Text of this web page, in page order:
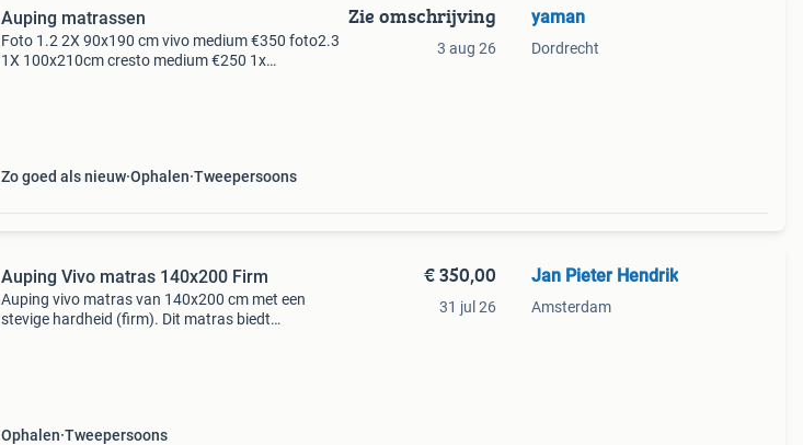
Auping matrassen
Foto 1.2 2X 90x190 cm vivo medium €350 foto2.3
1X 100x210cm cresto medium €250 1x
Zo goed als nieuw Ophalen Tweepersoons
Zie omschrijving
3 aug 26
yaman
Dordrecht
Auping Vivo matras 140x200 Firm
Auping vivo matras van 140x200 cm met een
stevige hardheid (firm). Dit matras biedt
Ophalen Tweepersoons
€ 350,00
31 jul 26
Jan Pieter Hendrik
Amsterdam